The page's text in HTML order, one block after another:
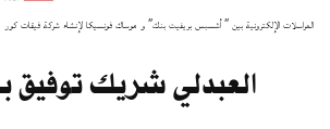
المراسلات الإلكترونية بين ” أشسبس بريفيت بنك” و موساك فونسيكا لإنشاء شركة فيقات كور
العبدلي شريك توفيق